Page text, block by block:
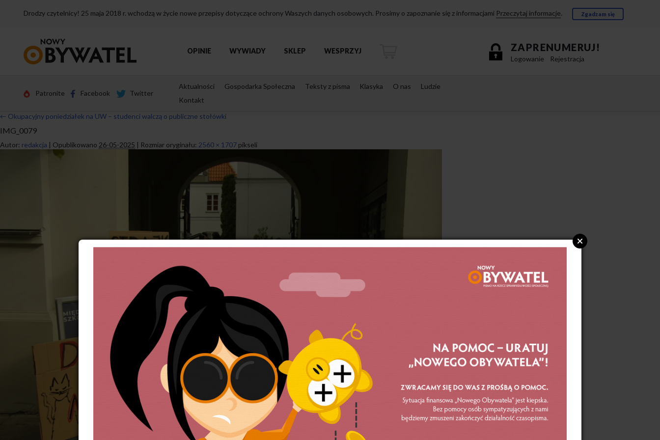
Drodzy czytelnicy! 25 maja 2018 r. wchodzą w życie nowe przepisy dotyczące ochrony Waszych danych osobowych. Prosimy o zapoznanie się z informacjami Przeczytaj informacje. Zgadzam się
strony
ZAPRENUMERUJ!
Logowanie Rejestracja
OPINIE WYWIADY SKLEP WESPRZYJ
Patronite Facebook Twitter
Aktualności Gospodarka Społeczna Teksty z pisma Klasyka O nas
Ludzie
Kontakt
← Okupacyjny poniedziałek na UW – studenci walczą o publiczne stołówki
IMG_0079
Autor: redakcja | Opublikowano 26-05-2025 | Rozmiar oryginału: 2560 × 1707 pikseli